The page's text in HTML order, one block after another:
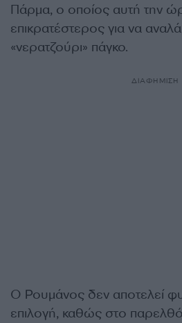
Πάρμα, ο οποίος αυτή την
επικρατέστερος για να
«νερατζούρι» πάγκο.
ΔΙΑΦΗΜΙΣΗ
Ο Ρουμάνος δεν αποτελεί
επιλογή, καθώς στο